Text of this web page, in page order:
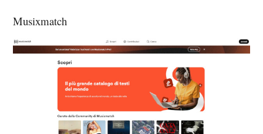
Musixmatch